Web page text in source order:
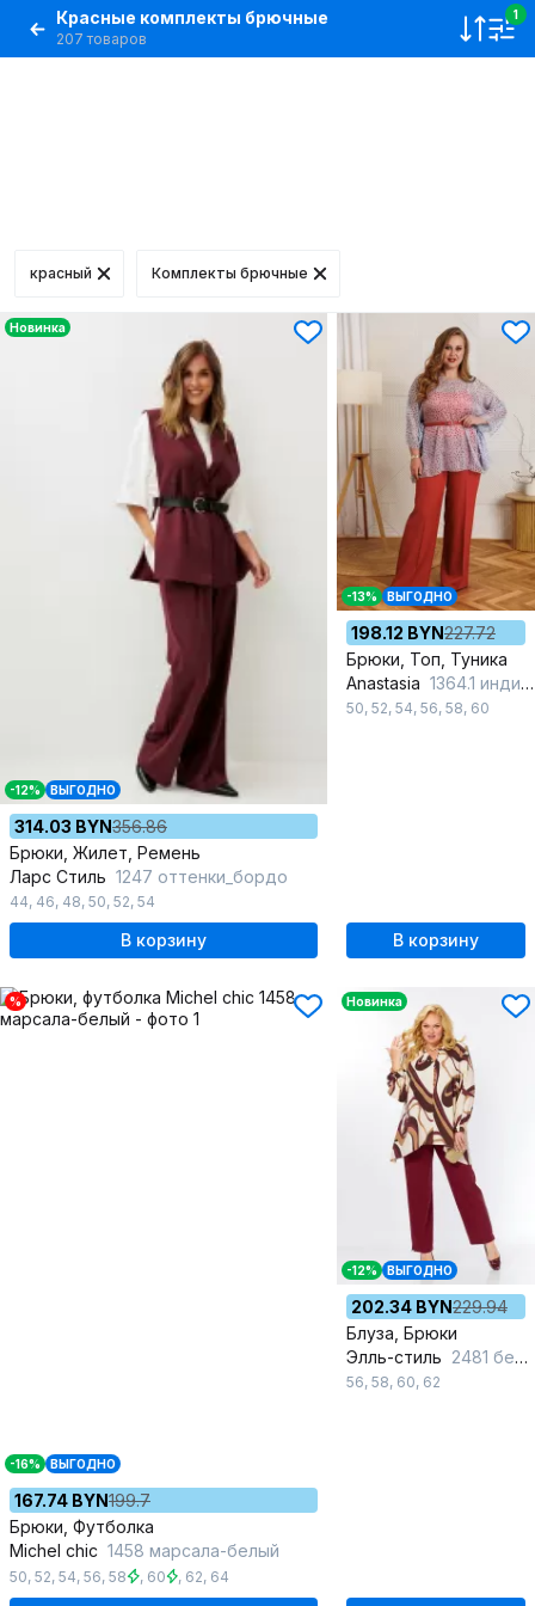
Красные комплекты брючные
207 товаров
1
красный Комплекты брючные
Новинка
-12% ВЫГОДНО
314.03 BYN356.86
Брюки, Жилет, Ремень
Ларс Стиль 1247 оттенки_бордо
44, 46, 48, 50, 52, 54
В корзину
-13% ВЫГОДНО
198.12 BYN227.72
Брюки, Топ, Туника
Anastasia 1364.1 индийский_красный
50, 52, 54, 56, 58, 60
В корзину
%
-16% ВЫГОДНО
167.74 BYN199.7
Брюки, Футболка
Michel chic 1458 марсала-белый
50, 52, 54, 56, 58 , 60 , 62, 64
Новинка
-12% ВЫГОДНО
202.34 BYN229.94
Блуза, Брюки
Элль-стиль 2481 беж-бордо
56, 58, 60, 62